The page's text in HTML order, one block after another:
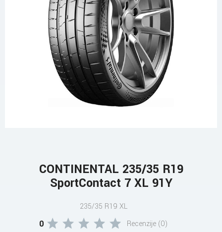
CONTINENTAL 235/35 R19
SportContact 7 XL 91Y
235/35 R19 XL
0 Recenzije (0)